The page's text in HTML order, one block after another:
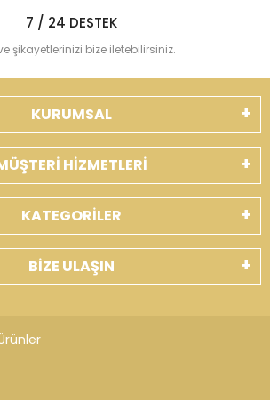
7 / 24 DESTEK
şikayetlerinizi bize iletebilirsiniz.
KURUMSAL
HİZMETLERİ
KATEGORİLER
BİZE ULAŞIN